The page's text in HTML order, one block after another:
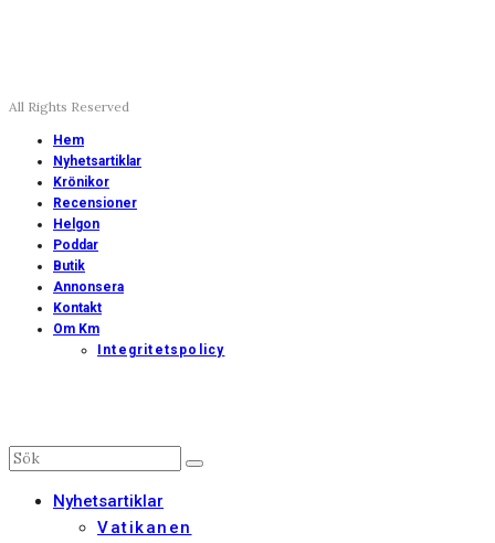
All Rights Reserved
Hem
Nyhetsartiklar
Krönikor
Recensioner
Helgon
Poddar
Butik
Annonsera
Kontakt
Om Km
Integritetspolicy
Nyhetsartiklar
Vatikanen